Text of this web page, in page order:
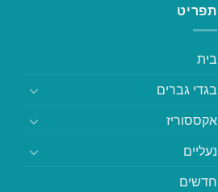
תפריט
בית
בגדי גברים
אקססוריז
נעליים
חדשים